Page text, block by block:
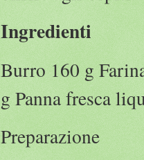
Ingredienti
Burro 160 g
g Panna fresca
Preparazione